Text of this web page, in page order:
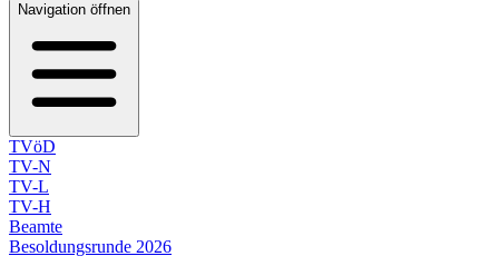
Navigation öffnen
TVöD
TV-N
TV-L
TV-H
Beamte
Besoldungsrunde 2026